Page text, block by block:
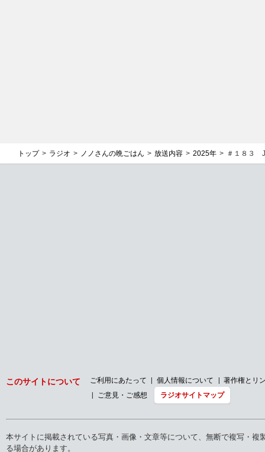
トップ ラジオ ノノさんの晩ごはん 放送内容 2025年 ＃１８３
このサイトについて ご利用にあたって 個人情報について
著作権とリ
ご意見・ご感想
ラジオサイトマップ
本サイトに掲載されている写真・画像・文章等について、無断で複写・
る場合があります。